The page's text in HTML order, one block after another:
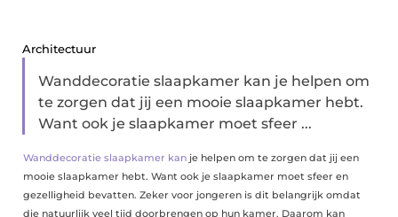
Architectuur
Wanddecoratie slaapkamer kan je helpen om
te zorgen dat jij een mooie slaapkamer hebt.
Want ook je slaapkamer moet sfeer ...
Wanddecoratie slaapkamer kan je helpen om te zorgen dat jij een
mooie slaapkamer hebt. Want ook je slaapkamer moet sfeer en
gezelligheid bevatten. Zeker voor jongeren is dit belangrijk omdat
die natuurlijk veel tijd doorbrengen op hun kamer. Daarom kan